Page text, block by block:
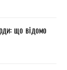
що відомо